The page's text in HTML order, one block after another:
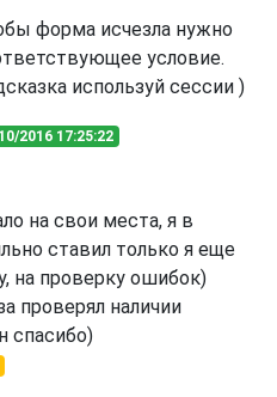
форма исчезла нужно
условие.
используй сессии )
2016 17:25:22
на свои места, я в
ставил только я еще
на проверку ошибок)
проверял наличии
спасибо)